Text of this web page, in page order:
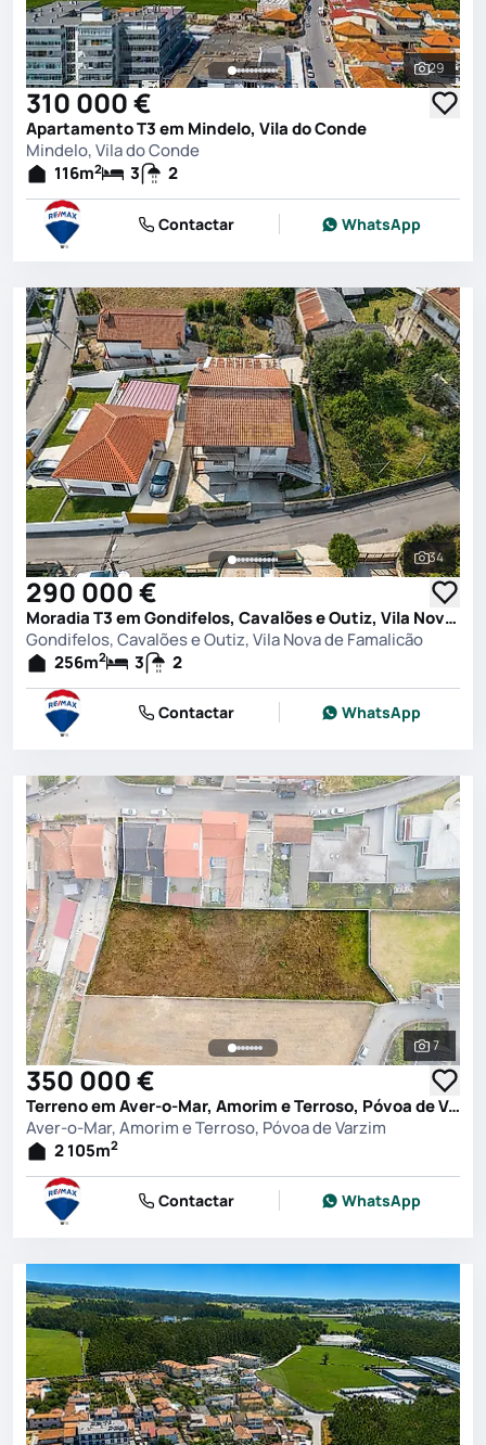
Ver
29
310 000 €
Apartamento T3 em Mindelo, Vila do Conde
Mindelo, Vila do Conde
116m2 3 2
Contactar WhatsApp
Ver
34
290 000 €
Moradia T3 em Gondifelos, Cavalões e Outiz, Vila Nova de Famalicão
Gondifelos, Cavalões e Outiz, Vila Nova de Famalicão
256m2 3 2
Contactar WhatsApp
Ver
7
350 000 €
Terreno em Aver-o-Mar, Amorim e Terroso, Póvoa de Varzim
Aver-o-Mar, Amorim e Terroso, Póvoa de Varzim
2 105m2
Contactar WhatsApp